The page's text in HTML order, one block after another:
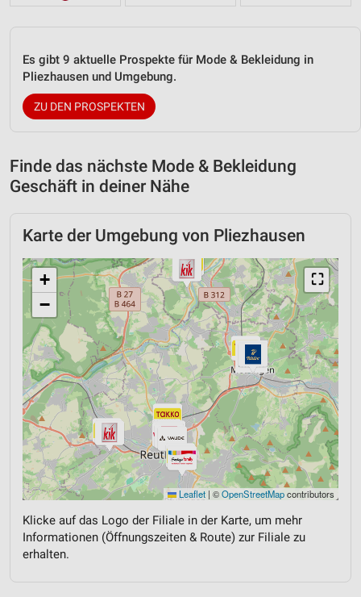
Es gibt 9 aktuelle Prospekte für Mode & Bekleidung in
Pliezhausen und Umgebung.
ZU DEN PROSPEKTEN
Finde das nächste Mode & Bekleidung
Geschäft in deiner Nähe
Karte der Umgebung von Pliezhausen
⛶
+
−
Leaflet | ©OpenStreetMapcontributors
Klicke auf das Logo der Filiale in der Karte, um mehr
Informationen (Öffnungszeiten & Route) zur Filiale zu
erhalten.